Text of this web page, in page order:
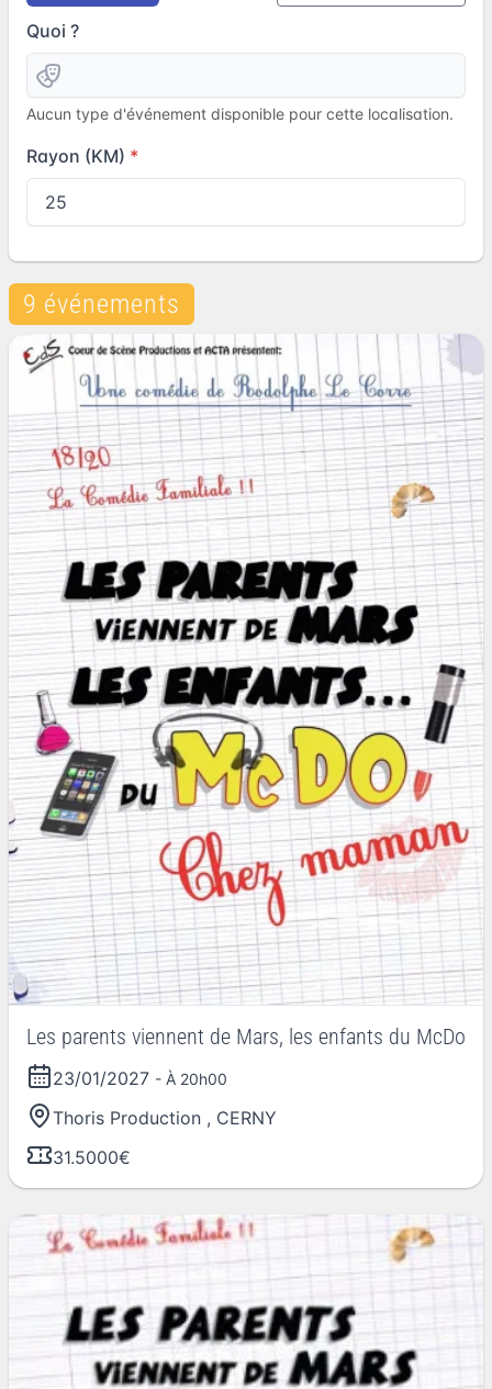
Quoi ?
Aucun type d'événement disponible pour cette localisation.
Rayon (KM)
9 événements
Les parents viennent de Mars, les enfants du McDo
23/01/2027 - À 20h00
Thoris Production , CERNY
31.5000€